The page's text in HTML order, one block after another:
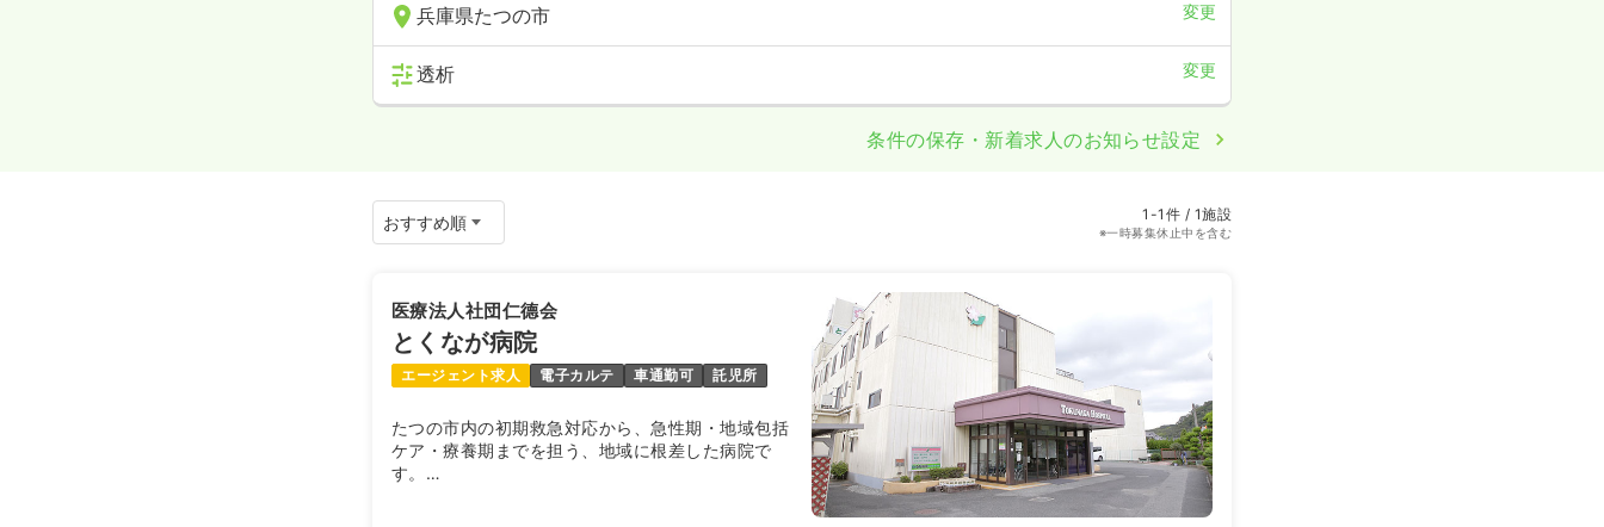
兵庫県たつの市 変更
透析 変更
条件の保存・新着求人のお知らせ設定
1-1件 / 1施設
※一時募集休止中を含む
医療法人社団仁德会
とくなが病院
エージェント求人 電子カルテ 車通勤可 託児所
たつの市内の初期救急対応から、急性期・地域包括
ケア・療養期までを担う、地域に根差した病院で
す。